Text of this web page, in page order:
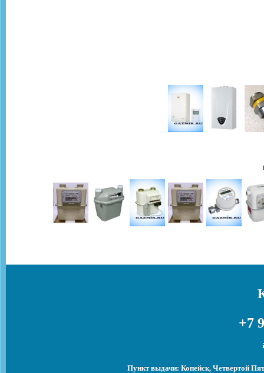
+7
Пункт выдачи: Копейск, Четвертой